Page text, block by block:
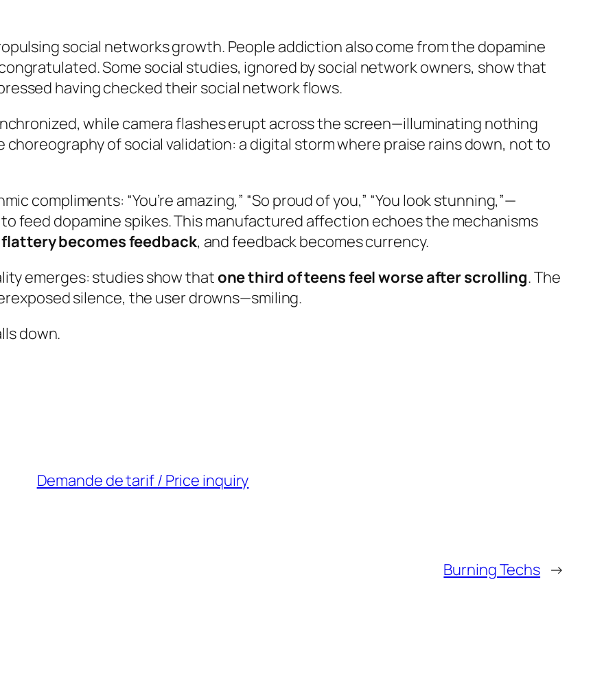
social networks growth. People addiction also come from the dopamine
Some social studies, ignored by social network owners, show that
having checked their social network flows.
while camera flashes erupt across the screen—illuminating nothing
choreography of social validation: a digital storm where praise rains down, not to
compliments: “You’re amazing,” “So proud of you,” “You look stunning,”—
feed dopamine spikes. This manufactured affection echoes the mechanisms
becomes feedback, and feedback becomes currency.
emerges: studies show that one third of teens feel worse after scrolling. The
silence, the user drowns—smiling.
down.
Demande de tarif / Price inquiry
Burning Techs →